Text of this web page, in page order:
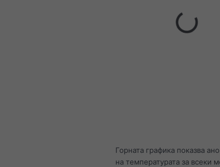
Горната графика показва
на температурата за всеки